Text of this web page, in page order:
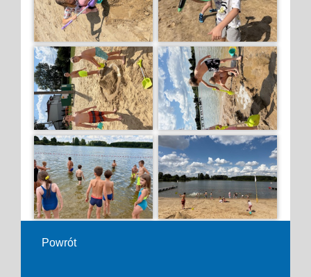
Powrót